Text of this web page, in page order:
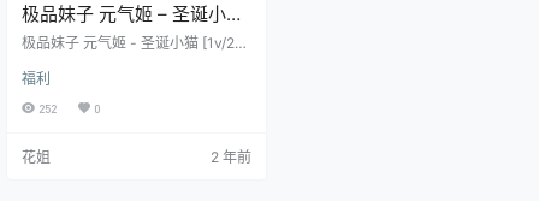
极品妹子 元气姬 – 圣诞小猫
[1v/200M]
极品妹子 元气姬 - 圣诞小猫 [1v/20
福利
252 0
花姐 2 年前